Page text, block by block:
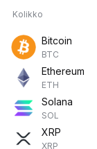
Kolikko
Bitcoin
BTC
Ethereum
ETH
Solana
SOL
XRP
XRP